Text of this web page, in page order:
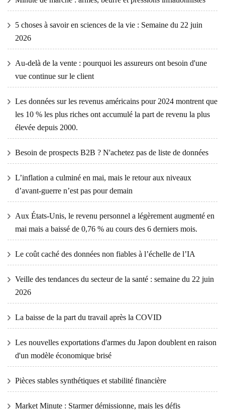
5 choses à savoir en sciences de la vie : Semaine du 22 juin
2026
Au-delà de la vente : pourquoi les assureurs ont besoin d'une
vue continue sur le client
Les données sur les revenus américains pour 2024 montrent que
les 10 % les plus riches ont accumulé la part de revenu la plus
élevée depuis 2000.
Besoin de prospects B2B ? N'achetez pas de liste de données
L’inflation a culminé en mai, mais le retour aux niveaux
d’avant-guerre n’est pas pour demain
Aux États-Unis, le revenu personnel a légèrement augmenté en
mai mais a baissé de 0,76 % au cours des 6 derniers mois.
Le coût caché des données non fiables à l’échelle de l’IA
Veille des tendances du secteur de la santé : semaine du 22 juin
2026
La baisse de la part du travail après la COVID
Les nouvelles exportations d'armes du Japon doublent en raison
d'un modèle économique brisé
Pièces stables synthétiques et stabilité financière
Market Minute : Starmer démissionne, mais les défis